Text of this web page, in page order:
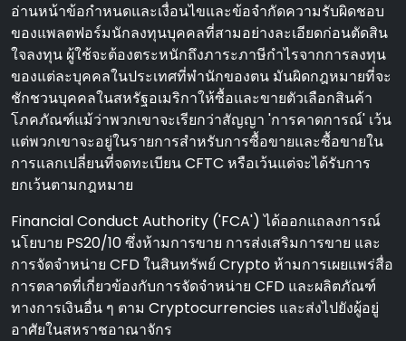
อ่านหน้าข้อกําหนดและเงื่อนไขและข้อจํากัดความรับผิดชอบ
ของแพลตฟอร์มนักลงทุนบุคคลที่สามอย่างละเอียดก่อนตัดสิน
ใจลงทุน ผู้ใช้จะต้องตระหนักถึงภาระภาษีกําไรจากการลงทุน
ของแต่ละบุคคลในประเทศที่พํานักของตน มันผิดกฎหมายที่จะ
ชักชวนบุคคลในสหรัฐอเมริกาให้ซื้อและขายตัวเลือกสินค้า
โภคภัณฑ์แม้ว่าพวกเขาจะเรียกว่าสัญญา 'การคาดการณ์' เว้น
แต่พวกเขาจะอยู่ในรายการสําหรับการซื้อขายและซื้อขายใน
การแลกเปลี่ยนที่จดทะเบียน CFTC หรือเว้นแต่จะได้รับการ
ยกเว้นตามกฎหมาย
Financial Conduct Authority ('FCA') ได้ออกแถลงการณ์
นโยบาย PS20/10 ซึ่งห้ามการขาย การส่งเสริมการขาย และ
การจัดจําหน่าย CFD ในสินทรัพย์ Crypto ห้ามการเผยแพร่สื่อ
การตลาดที่เกี่ยวข้องกับการจัดจําหน่าย CFD และผลิตภัณฑ์
ทางการเงินอื่น ๆ ตาม Cryptocurrencies และส่งไปยังผู้อยู่
อาศัยในสหราชอาณาจักร